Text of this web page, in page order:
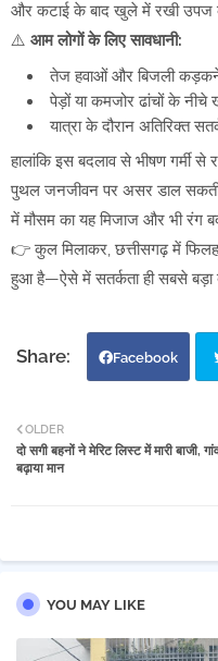
और कटाई के बाद खुले में रखी उपज
⚠️ आम लोगों के लिए सावधानी:
तेज हवाओं और बिजली
पेड़ों या कमजोर ढांचों के
यात्रा के दौरान अतिरिक्त
हालांकि इस बदलाव से भीषण गर्मी
पुथल जनजीवन पर असर डाल सकती
में मौसम का यह मिजाज और भी रंग
👉 कुल मिलाकर, छत्तीसगढ़ में
हुआ है—ऐसे में सतर्कता ही सबसे बड़ा
Facebook
OLDER
दो सगी बहनों ने मेरिट लिस्ट में मारी बाजी,
बढ़ाया मान
YOU MAY LIKE